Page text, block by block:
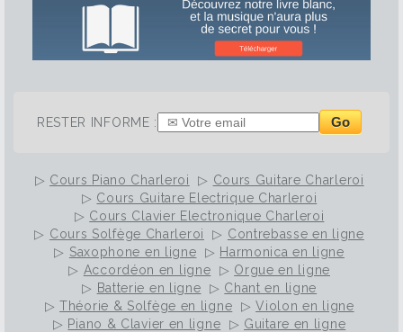
RESTER INFORME : Go
▷ Cours Piano Charleroi ▷ Cours Guitare Charleroi
▷ Cours Guitare Electrique Charleroi
▷ Cours Clavier Electronique Charleroi
▷ Cours Solfège Charleroi ▷ Contrebasse en ligne
▷ Saxophone en ligne ▷ Harmonica en ligne
▷ Accordéon en ligne ▷ Orgue en ligne
▷ Batterie en ligne ▷ Chant en ligne
▷Théorie & Solfège en ligne ▷Violon en ligne
▷ Piano & Clavier en ligne ▷ Guitare en ligne